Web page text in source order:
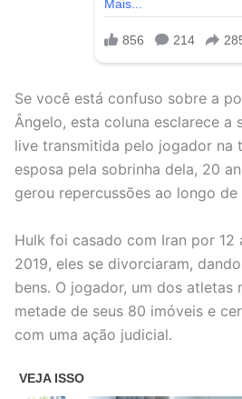
Se você está confuso sobre a
Ângelo, esta coluna esclarece a
live transmitida pelo jogador na
esposa pela sobrinha dela, 20
gerou repercussões ao longo
Hulk foi casado com Iran por
2019, eles se divorciaram,
bens. O jogador, um dos
metade de seus 80 imóveis e
com uma ação judicial.